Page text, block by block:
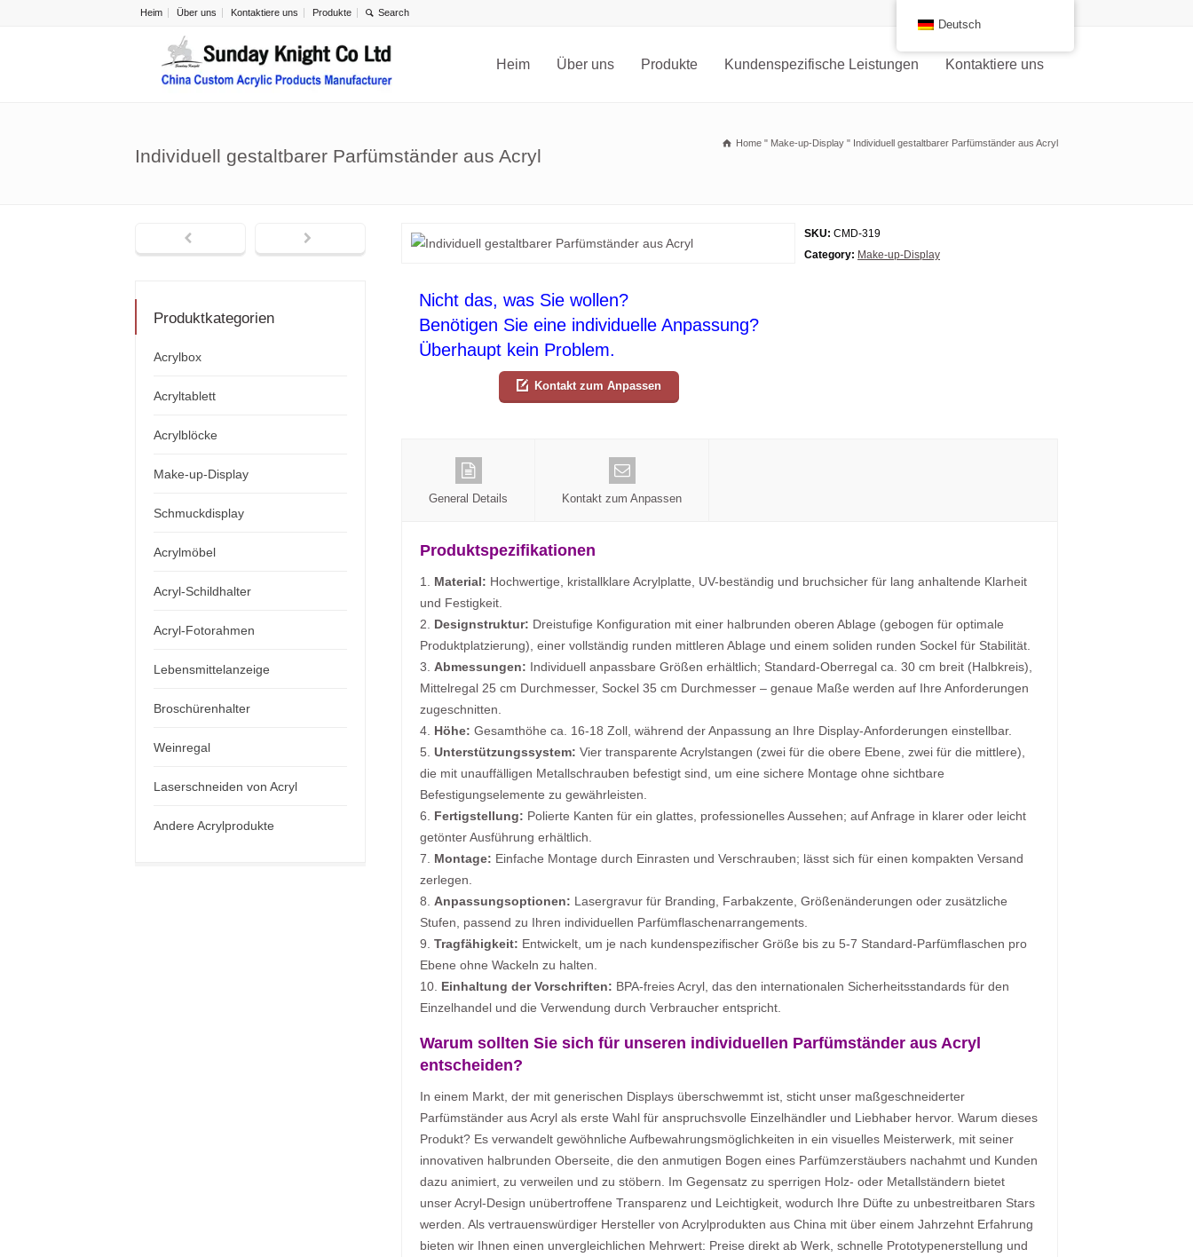
Heim Über uns Kontaktiere uns Produkte
Heim Über uns Produkte Kundenspezifische Leistungen Kontaktiere uns
Individuell gestaltbarer Parfümständer aus Acryl
Home " Make-up-Display " Individuell gestaltbarer Parfümständer aus Acryl
SKU: CMD-319
Category: Make-up-Display
Nicht das, was Sie wollen?
Benötigen Sie eine individuelle Anpassung?
Überhaupt kein Problem.
Kontakt zum Anpassen
General Details Kontakt zum Anpassen
Produktspezifikationen
1. Material: Hochwertige, kristallklare Acrylplatte, UV-beständig und bruchsicher für lang anhaltende Klarheit
und Festigkeit.
2. Designstruktur: Dreistufige Konfiguration mit einer halbrunden oberen Ablage (gebogen für optimale
Produktplatzierung), einer vollständig runden mittleren Ablage und einem soliden runden Sockel für Stabilität.
3. Abmessungen: Individuell anpassbare Größen erhältlich; Standard-Oberregal ca. 30 cm breit (Halbkreis),
Mittelregal 25 cm Durchmesser, Sockel 35 cm Durchmesser – genaue Maße werden auf Ihre Anforderungen
zugeschnitten.
4. Höhe: Gesamthöhe ca. 16-18 Zoll, während der Anpassung an Ihre Display-Anforderungen einstellbar.
5. Unterstützungssystem: Vier transparente Acrylstangen (zwei für die obere Ebene, zwei für die mittlere),
die mit unauffälligen Metallschrauben befestigt sind, um eine sichere Montage ohne sichtbare
Befestigungselemente zu gewährleisten.
6. Fertigstellung: Polierte Kanten für ein glattes, professionelles Aussehen; auf Anfrage in klarer oder leicht
getönter Ausführung erhältlich.
7. Montage: Einfache Montage durch Einrasten und Verschrauben; lässt sich für einen kompakten Versand
zerlegen.
8. Anpassungsoptionen: Lasergravur für Branding, Farbakzente, Größenänderungen oder zusätzliche
Stufen, passend zu Ihren individuellen Parfümflaschenarrangements.
9. Tragfähigkeit: Entwickelt, um je nach kundenspezifischer Größe bis zu 5-7 Standard-Parfümflaschen pro
Ebene ohne Wackeln zu halten.
10. Einhaltung der Vorschriften: BPA-freies Acryl, das den internationalen Sicherheitsstandards für den
Einzelhandel und die Verwendung durch Verbraucher entspricht.
Warum sollten Sie sich für unseren individuellen Parfümständer aus Acryl
entscheiden?
In einem Markt, der mit generischen Displays überschwemmt ist, sticht unser maßgeschneiderter
Parfümständer aus Acryl als erste Wahl für anspruchsvolle Einzelhändler und Liebhaber hervor. Warum dieses
Produkt? Es verwandelt gewöhnliche Aufbewahrungsmöglichkeiten in ein visuelles Meisterwerk, mit seiner
innovativen halbrunden Oberseite, die den anmutigen Bogen eines Parfümzerstäubers nachahmt und Kunden
dazu animiert, zu verweilen und zu stöbern. Im Gegensatz zu sperrigen Holz- oder Metallständern bietet
unser Acryl-Design unübertroffene Transparenz und Leichtigkeit, wodurch Ihre Düfte zu unbestreitbaren Stars
werden. Als vertrauenswürdiger Hersteller von Acrylprodukten aus China mit über einem Jahrzehnt Erfahrung
bieten wir Ihnen einen unvergleichlichen Mehrwert: Preise direkt ab Werk, schnelle Prototypenerstellung und
Produktkategorien
Acrylbox
Acryltablett
Acrylblöcke
Make-up-Display
Schmuckdisplay
Acrylmöbel
Acryl-Schildhalter
Acryl-Fotorahmen
Lebensmittelanzeige
Broschürenhalter
Weinregal
Laserschneiden von Acryl
Andere Acrylprodukte
Deutsch